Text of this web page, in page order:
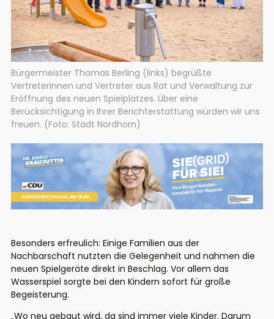
Bürgermeister Thomas Berling (links) begrüßte
Vertreterinnen und Vertreter aus Rat und Verwaltung zur
Eröffnung des neuen Spielplatzes. Über eine
Berücksichtigung in Ihrer Berichterstattung würden wir uns
freuen. (Foto: Stadt Nordhorn)
Besonders erfreulich: Einige Familien aus der
Nachbarschaft nutzten die Gelegenheit und nahmen die
neuen Spielgeräte direkt in Beschlag. Vor allem das
Wasserspiel sorgte bei den Kindern sofort für große
Begeisterung.
„Wo neu gebaut wird, da sind immer viele Kinder. Darum